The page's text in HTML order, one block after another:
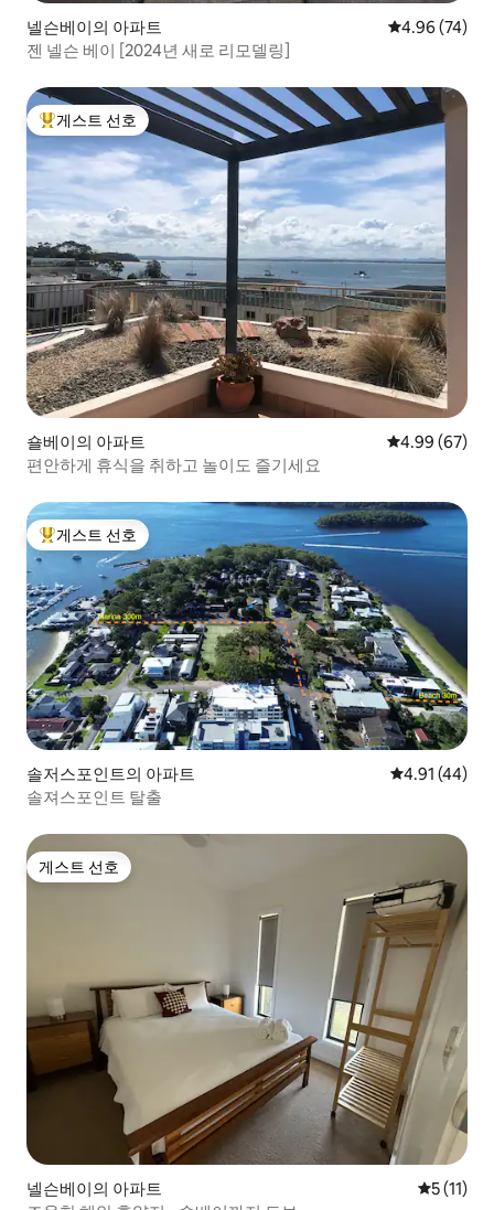
넬슨베이의 아파트 평점 4.96점(5
4.96 (74)
젠 넬슨 베이 [2024년 새로 리모델링]
상위 게스트 선호
게스트 선호
숄베이의 아파트 평점 4.99점(5
4.99 (67)
편안하게 휴식을 취하고 놀이도 즐기세요
상위 게스트 선호
게스트 선호
솔저스포인트의 아파트 평점 4.91점
4.91 (44)
솔져스포인트 탈출
게스트 선호
게스트 선호
넬슨베이의 아파트 평점 5점
5 (11)